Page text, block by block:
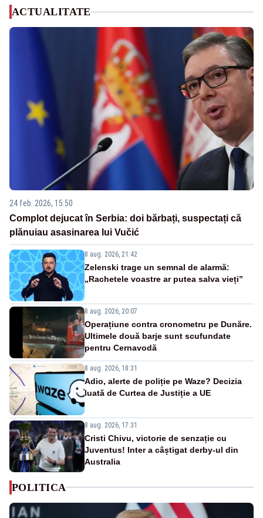
ACTUALITATE
24 feb. 2026, 15:50
Complot dejucat în Serbia: doi bărbați, suspectați că
plănuiau asasinarea lui Vučić
8 aug. 2026, 21:42
Zelenski trage un semnal de alarmă:
„Rachetele voastre ar putea salva vieți”
8 aug. 2026, 20:07
Operațiune contra cronometru pe Dunăre.
Ultimele două barje sunt scufundate
pentru Cernavodă
8 aug. 2026, 18:31
Adio, alerte de poliție pe Waze? Decizia
luată de Curtea de Justiție a UE
8 aug. 2026, 17:31
Cristi Chivu, victorie de senzație cu
Juventus! Inter a câștigat derby-ul din
Australia
POLITICA